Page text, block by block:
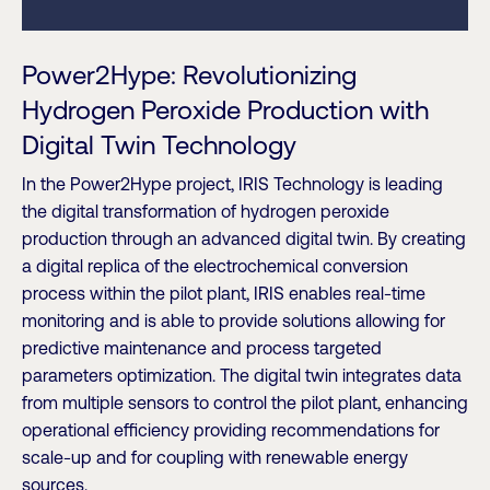
Power2Hype: Revolutionizing
Hydrogen Peroxide Production with
Digital Twin Technology
In the Power2Hype project, IRIS Technology is leading
the digital transformation of hydrogen peroxide
production through an advanced digital twin. By creating
a digital replica of the electrochemical conversion
process within the pilot plant, IRIS enables real-time
monitoring and is able to provide solutions allowing for
predictive maintenance and process targeted
parameters optimization. The digital twin integrates data
from multiple sensors to control the pilot plant, enhancing
operational efficiency providing recommendations for
scale-up and for coupling with renewable energy
sources.